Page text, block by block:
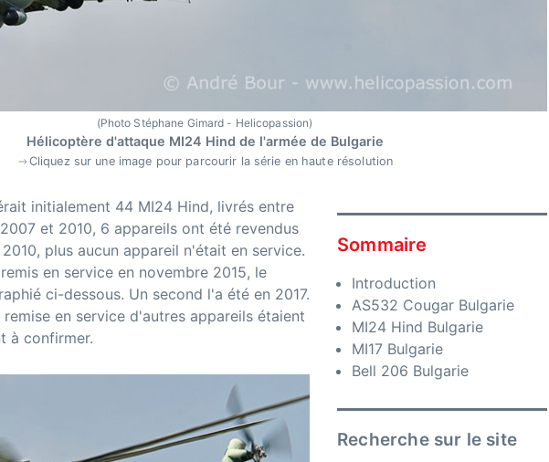
(Photo Stéphane Gimard - Helicopassion)
Hélicoptère d'attaque MI24 Hind de l'armée de Bulgarie
Cliquez sur une image pour parcourir la série en haute résolution
initialement 44 MI24 Hind, livrés entre
et 2010, 6 appareils ont été revendus
plus aucun appareil n'était en service.
en service en novembre 2015, le
ci-dessous. Un second l'a été en 2017.
en service d'autres appareils étaient
à confirmer.
Sommaire
Introduction
AS532 Cougar Bulgarie
MI24 Hind Bulgarie
MI17 Bulgarie
Bell 206 Bulgarie
Recherche sur le site